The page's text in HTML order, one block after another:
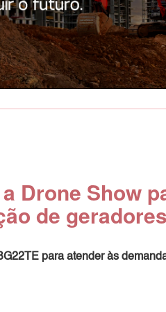
Drone Show
de
para atender às